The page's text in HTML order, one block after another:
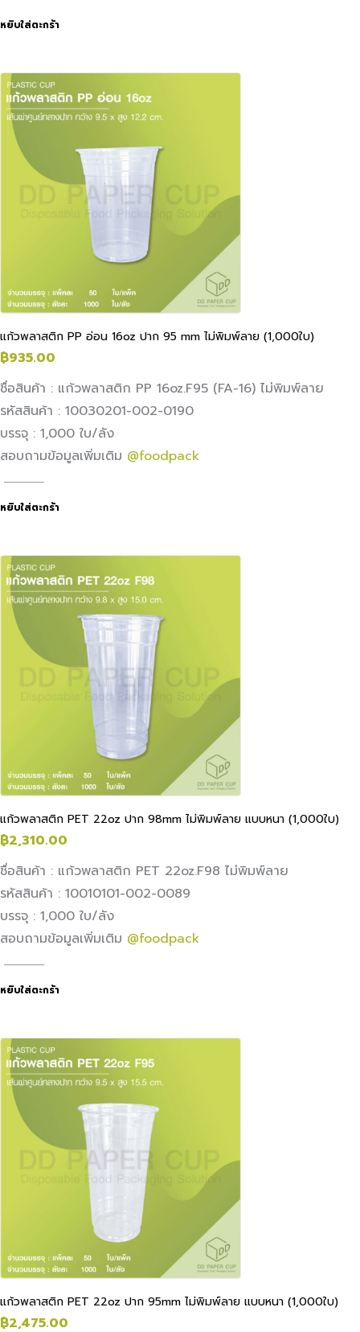
หยิบใส่ตะกร้า
แก้วพลาสติก PP อ่อน 16oz ปาก 95 mm ไม่พิมพ์ลาย (1,000ใบ)
฿935.00
ชื่อสินค้า : แก้วพลาสติก PP 16oz.F95 (FA-16) ไม่พิมพ์ลาย
รหัสสินค้า : 10030201-002-0190
บรรจุ : 1,000 ใบ/ลัง
สอบถามข้อมูลเพิ่มเติม @foodpack
หยิบใส่ตะกร้า
แก้วพลาสติก PET 22oz ปาก 98mm ไม่พิมพ์ลาย แบบหนา (1,000ใบ)
฿2,310.00
ชื่อสินค้า : แก้วพลาสติก PET 22oz.F98 ไม่พิมพ์ลาย
รหัสสินค้า : 10010101-002-0089
บรรจุ : 1,000 ใบ/ลัง
สอบถามข้อมูลเพิ่มเติม @foodpack
หยิบใส่ตะกร้า
แก้วพลาสติก PET 22oz ปาก 95mm ไม่พิมพ์ลาย แบบหนา (1,000ใบ)
฿2,475.00